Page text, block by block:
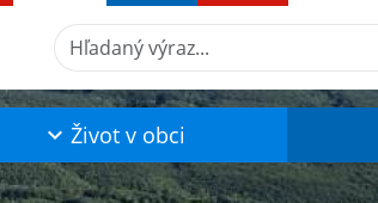
Hľadaný výraz...
Život v obci